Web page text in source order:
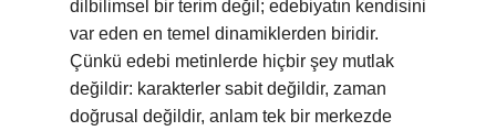
dilbilimsel bir terim değil; edebiyatın kendisini
var eden en temel dinamiklerden biridir.
Çünkü edebi metinlerde hiçbir şey mutlak
değildir: karakterler sabit değildir, zaman
doğrusal değildir, anlam tek bir merkezde